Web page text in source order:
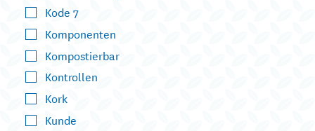
Kode 7
Komponenten
Kompostierbar
Kontrollen
Kork
Kunde